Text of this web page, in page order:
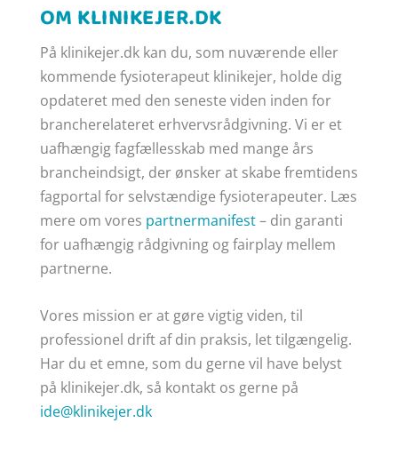
OM KLINIKEJER.DK
På klinikejer.dk kan du, som nuværende eller
kommende fysioterapeut klinikejer, holde dig
opdateret med den seneste viden inden for
brancherelateret erhvervsrådgivning. Vi er et
uafhængig fagfællesskab med mange års
brancheindsigt, der ønsker at skabe fremtidens
fagportal for selvstændige fysioterapeuter. Læs
mere om vores partnermanifest– din garanti
for uafhængig rådgivning og fairplay mellem
partnerne.
Vores mission er at gøre vigtig viden, til
professionel drift af din praksis, let tilgængelig.
Har du et emne, som du gerne vil have belyst
på klinikejer.dk, så kontakt os gerne på
ide@klinikejer.dk